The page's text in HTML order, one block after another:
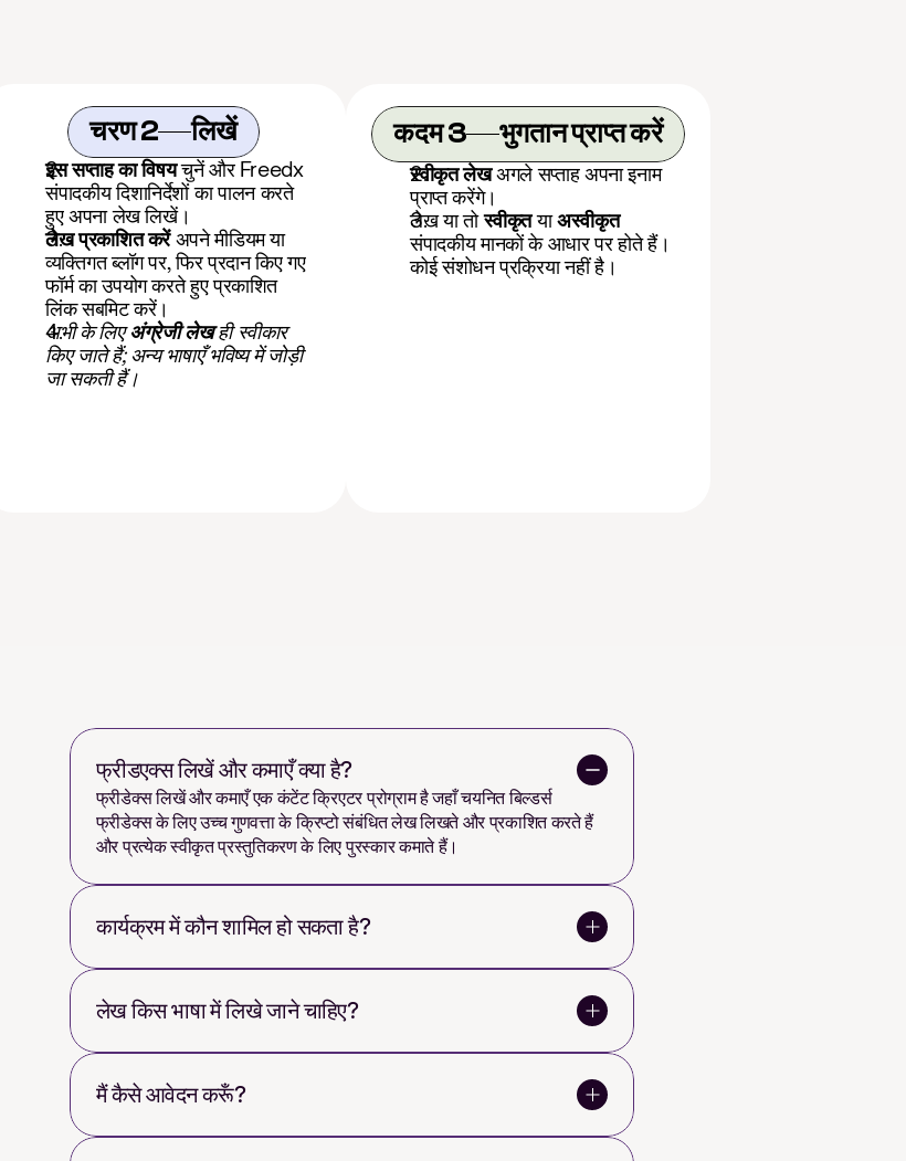
चरण 2 लिखें
इस सप्ताह का विषय चुनें और Freedx
संपादकीय दिशानिर्देशों का पालन करते
हुए अपना लेख लिखें।
लेख प्रकाशित करें अपने मीडियम या
व्यक्तिगत ब्लॉग पर, फिर प्रदान किए गए
फॉर्म का उपयोग करते हुए प्रकाशित
लिंक सबमिट करें।
अभी के लिए अंग्रेजी लेख ही स्वीकार
किए जाते हैं; अन्य भाषाएँ भविष्य में जोड़ी
जा सकती हैं।
कदम 3 भुगतान प्राप्त करें
स्वीकृत लेख अगले सप्ताह अपना इनाम
प्राप्त करेंगे।
लेख या तो स्वीकृत या अस्वीकृत
संपादकीय मानकों के आधार पर होते हैं।
कोई संशोधन प्रक्रिया नहीं है।
फ्रीडएक्स लिखें और कमाएँ क्या है?
फ्रीडेक्स लिखें और कमाएँ एक कंटेंट क्रिएटर प्रोग्राम है जहाँ चयनित बिल्डर्स
फ्रीडेक्स के लिए उच्च गुणवत्ता के क्रिप्टो संबंधित लेख लिखते और प्रकाशित करते हैं
और प्रत्येक स्वीकृत प्रस्तुतिकरण के लिए पुरस्कार कमाते हैं।
कार्यक्रम में कौन शामिल हो सकता है?
लेख किस भाषा में लिखे जाने चाहिए?
मैं कैसे आवेदन करूँ?